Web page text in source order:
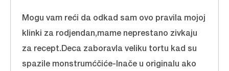
Mogu vam reći da odkad sam ovo pravila mojoj
klinki za rodjendan,mame neprestano zivkaju
za recept.Deca zaboravla veliku tortu kad su
spazile monstrumćčiće-Inače u originalu ako